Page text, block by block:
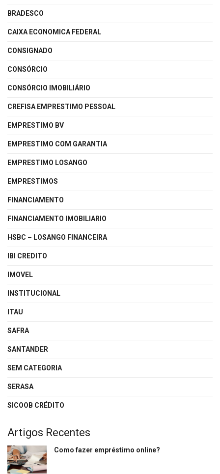
BRADESCO
CAIXA ECONOMICA FEDERAL
CONSIGNADO
CONSÓRCIO
CONSÓRCIO IMOBILIÁRIO
CREFISA EMPRESTIMO PESSOAL
EMPRESTIMO BV
EMPRESTIMO COM GARANTIA
EMPRESTIMO LOSANGO
EMPRESTIMOS
FINANCIAMENTO
FINANCIAMENTO IMOBILIARIO
HSBC – LOSANGO FINANCEIRA
IBI CREDITO
IMOVEL
INSTITUCIONAL
ITAU
SAFRA
SANTANDER
SEM CATEGORIA
SERASA
SICOOB CRÉDITO
Artigos Recentes
Como fazer empréstimo online?